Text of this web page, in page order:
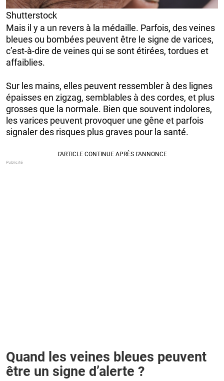
Shutterstock
Mais il y a un revers à la médaille. Parfois, des veines
bleues ou bombées peuvent être le signe de varices,
c’est-à-dire de veines qui se sont étirées, tordues et
affaiblies.
Sur les mains, elles peuvent ressembler à des lignes
épaisses en zigzag, semblables à des cordes, et plus
grosses que la normale. Bien que souvent indolores,
les varices peuvent provoquer une gêne et parfois
signaler des risques plus graves pour la santé.
Quand les veines bleues peuvent
être un signe d’alerte ?